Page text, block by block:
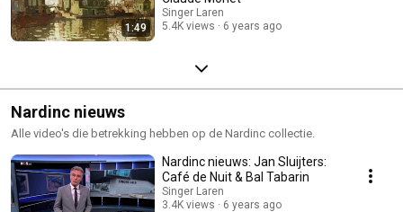
1:49
Singer Laren
5.4K views
6 years ago
Nardinc nieuws
Alle video's die betrekking hebben op de Nardinc collectie.
Nardinc nieuws: Jan Sluijters:
Café de Nuit & Bal Tabarin
Singer Laren
3.4K views
6 years ago